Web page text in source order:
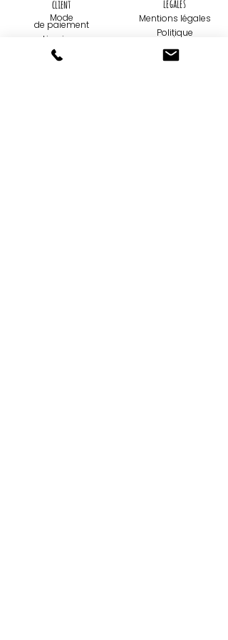
client
Mode
de paiement
Livraison
Retours et
échanges
légales
Mentions légales
Politique
de
confidentialité
Utilisation de